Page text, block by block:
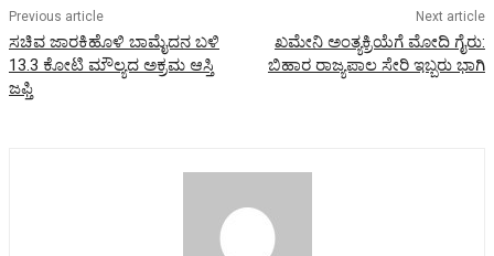
Previous article
ಸಚಿವ ಜಾರಕಿಹೊಳಿ ಬಾಮೈದನ ಬಳಿ
13.3 ಕೋಟಿ ಮೌಲ್ಯದ ಅಕ್ರಮ ಆಸ್ತಿ
ಜಫ್ತಿ
Next article
ಖಮೇನಿ ಅಂತ್ಯಕ್ರಿಯೆಗೆ ಮೋದಿ ಗೈರು:
ಬಿಹಾರ ರಾಜ್ಯಪಾಲ ಸೇರಿ ಇಬ್ಬರು ಭಾಗಿ